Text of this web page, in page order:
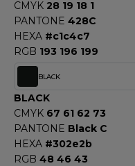
SHIRT
SHIRT
PROFESSIONNELLE
- BLOUSON
COOL
HOODS
T'S
CMYK 28 19 18 1
PANTONE 428C
HEXA #c1c4c7
RGB 193 196 199
BLACK
BLACK
CMYK 67 61 62 73
PANTONE Black C
HEXA #302e2b
RGB 48 46 43